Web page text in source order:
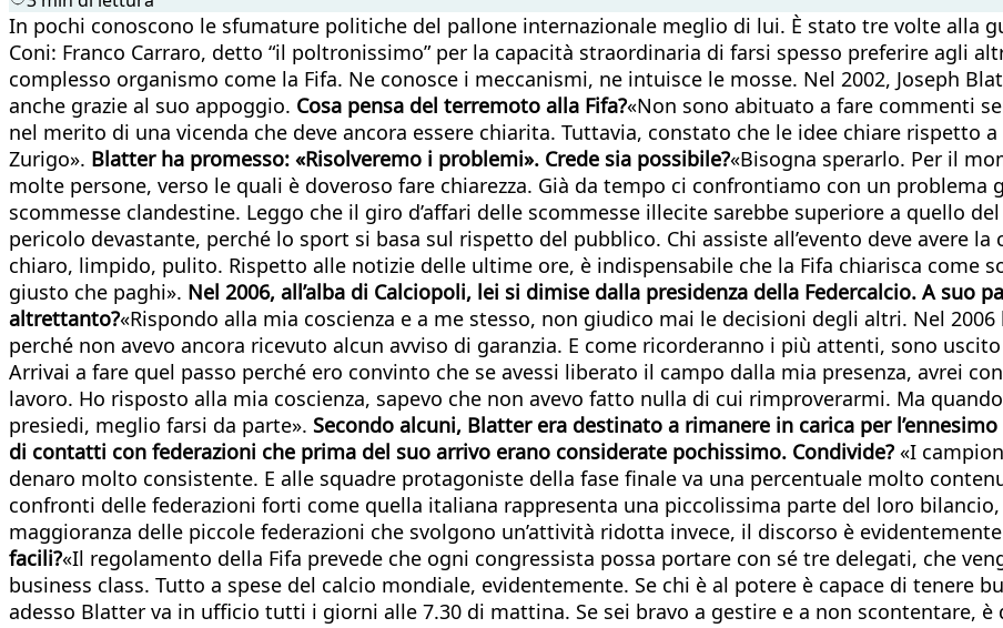
In pochi conoscono le sfumature politiche del pallone internazionale meglio di lui. È stato tre volte alla
Coni: Franco Carraro, detto “il poltronissimo” per la capacità straordinaria di farsi spesso preferire agli
complesso organismo come la Fifa. Ne conosce i meccanismi, ne intuisce le mosse. Nel 2002, Joseph
anche grazie al suo appoggio. Cosa pensa del terremoto alla Fifa?«Non sono abituato a fare commenti
nel merito di una vicenda che deve ancora essere chiarita. Tuttavia, constato che le idee chiare rispetto
Zurigo». Blatter ha promesso: «Risolveremo i problemi». Crede sia possibile?«Bisogna sperarlo. Per il
molte persone, verso le quali è doveroso fare chiarezza. Già da tempo ci confrontiamo con un
scommesse clandestine. Leggo che il giro d’affari delle scommesse illecite sarebbe superiore a quello
pericolo devastante, perché lo sport si basa sul rispetto del pubblico. Chi assiste all’evento deve avere
chiaro, limpido, pulito. Rispetto alle notizie delle ultime ore, è indispensabile che la Fifa chiarisca come
giusto che paghi». Nel 2006, all’alba di Calciopoli, lei si dimise dalla presidenza della Federcalcio. A suo
altrettanto?«Rispondo alla mia coscienza e a me stesso, non giudico mai le decisioni degli altri. Nel
perché non avevo ancora ricevuto alcun avviso di garanzia. E come ricorderanno i più attenti, sono
Arrivai a fare quel passo perché ero convinto che se avessi liberato il campo dalla mia presenza, avrei
lavoro. Ho risposto alla mia coscienza, sapevo che non avevo fatto nulla di cui rimproverarmi. Ma
presiedi, meglio farsi da parte». Secondo alcuni, Blatter era destinato a rimanere in carica per
di contatti con federazioni che prima del suo arrivo erano considerate pochissimo. Condivide? «I
denaro molto consistente. E alle squadre protagoniste della fase finale va una percentuale molto
confronti delle federazioni forti come quella italiana rappresenta una piccolissima parte del loro
maggioranza delle piccole federazioni che svolgono un’attività ridotta invece, il discorso è
facili?«Il regolamento della Fifa prevede che ogni congressista possa portare con sé tre delegati, che
business class. Tutto a spese del calcio mondiale, evidentemente. Se chi è al potere è capace di tenere
adesso Blatter va in ufficio tutti i giorni alle 7.30 di mattina. Se sei bravo a gestire e a non scontentare,